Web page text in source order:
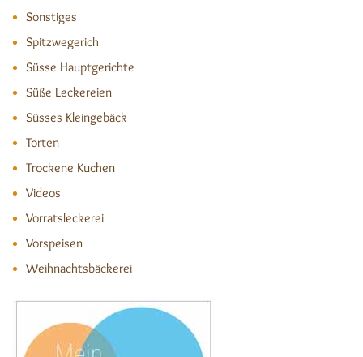
Sonstiges
Spitzwegerich
Süsse Hauptgerichte
Süße Leckereien
Süsses Kleingebäck
Torten
Trockene Kuchen
Videos
Vorratsleckerei
Vorspeisen
Weihnachtsbäckerei